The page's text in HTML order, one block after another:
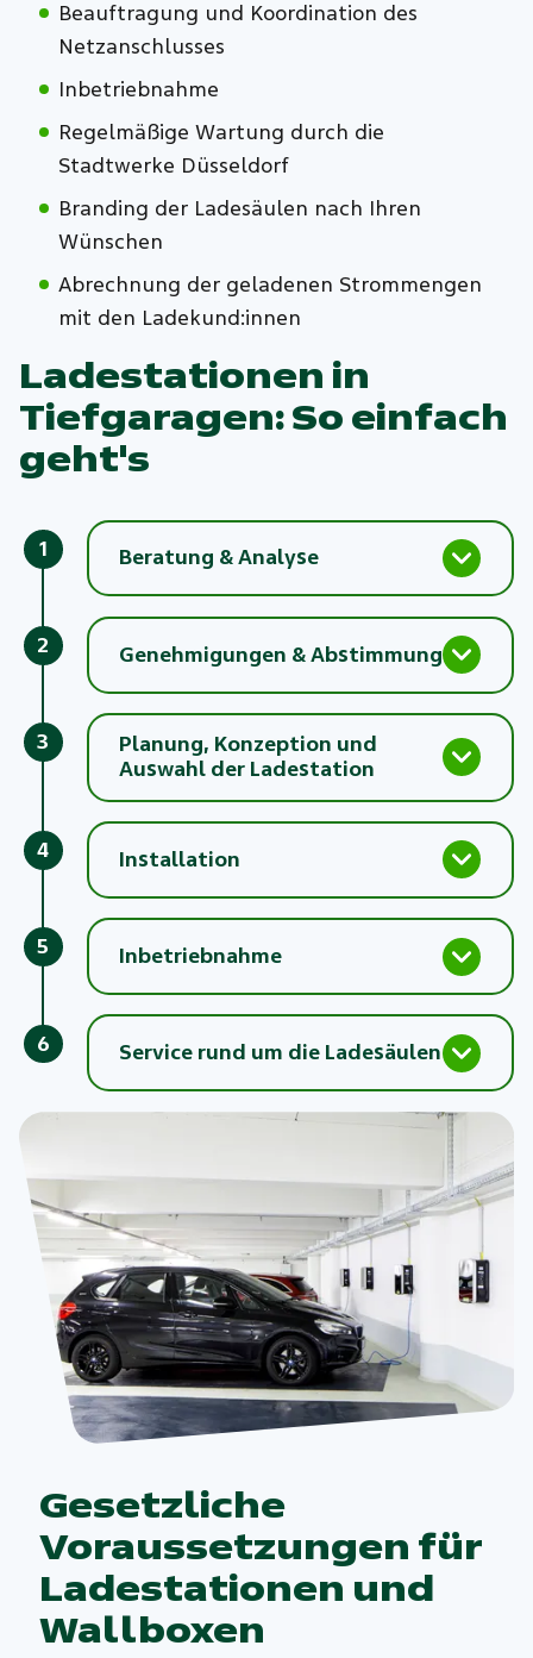
Beauftragung und Koordination des
Netzanschlusses
Inbetriebnahme
Regelmäßige Wartung durch die
Stadtwerke Düsseldorf
Branding der Ladesäulen nach Ihren
Wünschen
Abrechnung der geladenen Strommengen
mit den Ladekund:innen
Ladestationen in
Tiefgaragen: So einfach
geht's
1 Beratung & Analyse
2 Genehmigungen & Abstimmung
3
Planung, Konzeption und
Auswahl der Ladestation
4 Installation
5 Inbetriebnahme
6 Service rund um die Ladesäulen
Gesetzliche
Voraussetzungen für
Ladestationen und
Wallboxen